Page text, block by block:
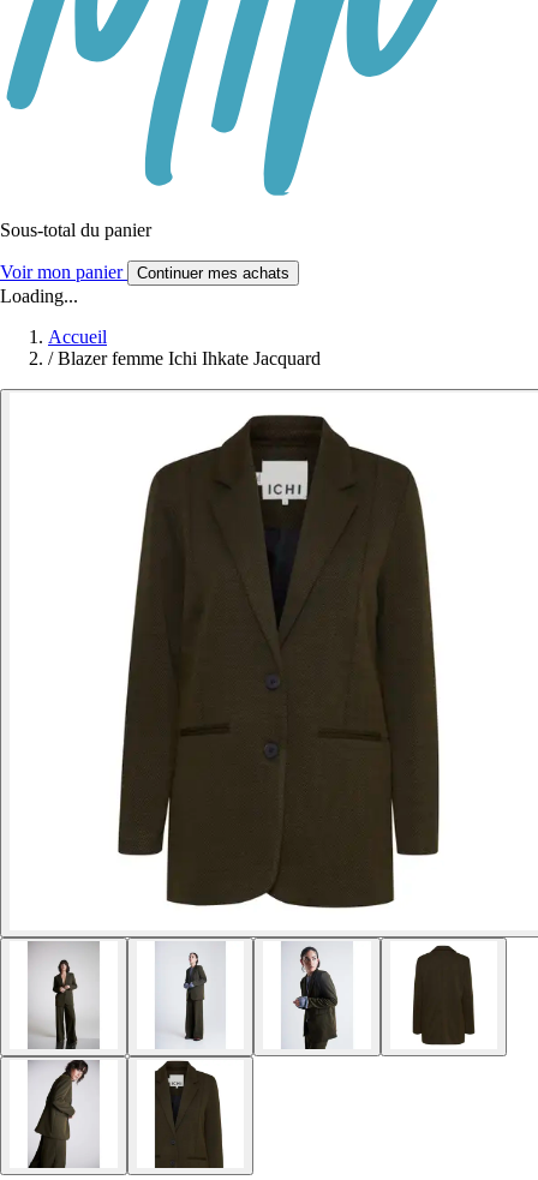
Sous-total du panier
Voir mon panier Continuer mes achats
Loading...
Accueil
/ Blazer femme Ichi Ihkate Jacquard